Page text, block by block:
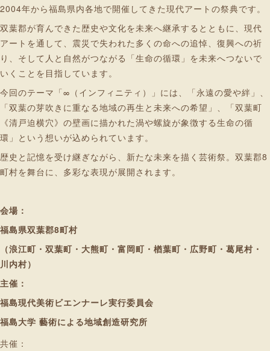
2004年から福島県内各地で開催してきた現代アートの祭典です。
双葉郡が育んできた歴史や文化を未来へ継承するとともに、現代
アートを通して、震災で失われた多くの命への追悼、復興への祈
り、そして人と自然がつながる「生命の循環」を未来へつないで
いくことを目指しています。
今回のテーマ「∞（インフィニティ）」には、「永遠の愛や絆」、
「双葉の芽吹きに重なる地域の再生と未来への希望」、「双葉町
《清戸迫横穴》の壁画に描かれた渦や螺旋が象徴する生命の循
環」という想いが込められています。
歴史と記憶を受け継ぎながら、新たな未来を描く芸術祭。双葉郡8
町村を舞台に、多彩な表現が展開されます。
会場：
福島県双葉郡8町村
（浪江町・双葉町・大熊町・富岡町・楢葉町・広野町・葛尾村・
川内村）
主催：
福島現代美術ビエンナーレ実行委員会
福島大学 藝術による地域創造研究所
共催：